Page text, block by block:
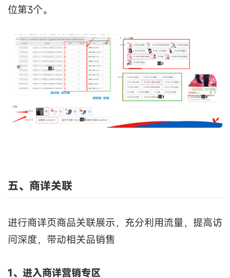
位第3个。
五、商详关联
进行商详页商品关联展示，充分利用流量，提高访
问深度，带动相关品销售
1、进入商详营销专区